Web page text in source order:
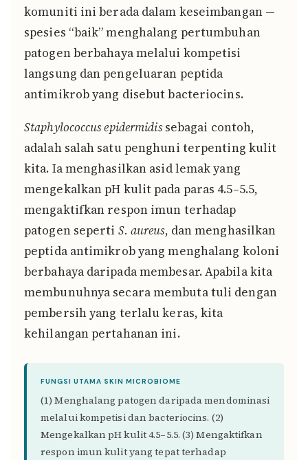
komuniti ini berada dalam keseimbangan —
spesies “baik” menghalang pertumbuhan
patogen berbahaya melalui kompetisi
langsung dan pengeluaran peptida
antimikrob yang disebut bacteriocins.
Staphylococcus epidermidissebagai contoh,
adalah salah satu penghuni terpenting kulit
kita. Ia menghasilkan asid lemak yang
mengekalkan pH kulit pada paras 4.5–5.5,
mengaktifkan respon imun terhadap
patogen seperti S. aureus, dan menghasilkan
peptida antimikrob yang menghalang koloni
berbahaya daripada membesar. Apabila kita
membunuhnya secara membuta tuli dengan
pembersih yang terlalu keras, kita
kehilangan pertahanan ini.
FUNGSI UTAMA SKIN MICROBIOME
(1) Menghalang patogen daripada mendominasi
melalui kompetisi dan bacteriocins. (2)
Mengekalkan pH kulit 4.5–5.5. (3) Mengaktifkan
respon imun kulit yang tepat terhadap